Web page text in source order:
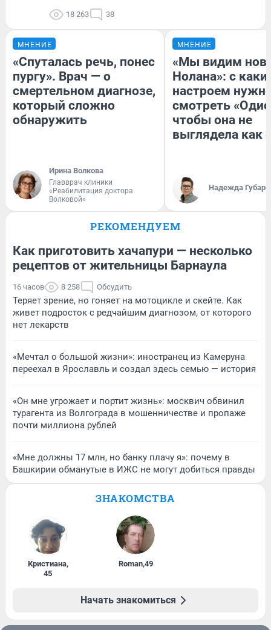
18 263 38
МНЕНИЕ
«Спуталась речь, понес
пургу». Врач — о
смертельном диагнозе,
который сложно
обнаружить
Ирина Волкова
Главврач клиники
«Реабилитация доктора
Волковой»
МНЕНИЕ
«Мы видим
Нолана»: с
настроем
смотреть
чтобы она не
выглядела как
Надежда Губарь
РЕКОМЕНДУЕМ
Как приготовить хачапури — несколько
рецептов от жительницы Барнаула
16 часов 8 258 Обсудить
Теряет зрение, но гоняет на мотоцикле и скейте. Как
живет подросток с редчайшим диагнозом, от которого
нет лекарств
«Мечтал о большой жизни»: иностранец из Камеруна
переехал в Ярославль и создал здесь семью — история
«Он мне угрожает и портит жизнь»: москвич обвинил
турагента из Волгограда в мошенничестве и пропаже
почти миллиона рублей
«Мне должны 17 млн, но банку плачу я»: почему в
Башкирии обманутые в ИЖС не могут добиться правды
ЗНАКОМСТВА
Кристиана,
45
Roman,49
Начать знакомиться